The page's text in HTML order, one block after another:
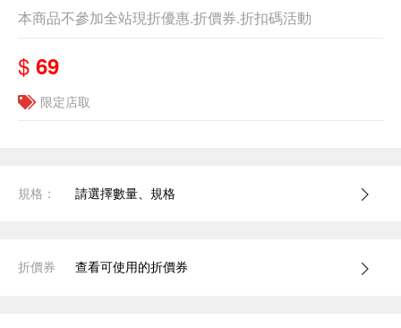
本商品不參加全站現折優惠.折價券.折扣碼活動
$ 69
限定店取
規格： 請選擇數量、規格
折價券 查看可使用的折價券